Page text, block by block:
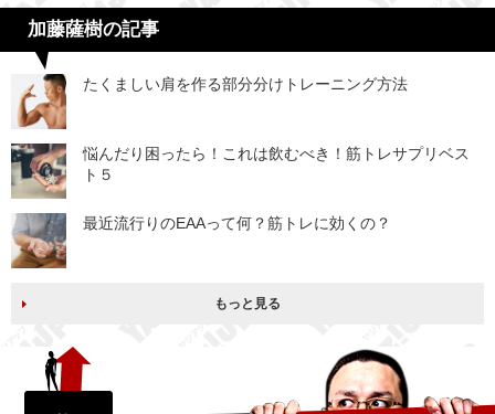
加藤薩樹の記事
たくましい肩を作る部分分けトレーニング方法
悩んだり困ったら！これは飲むべき！筋トレサプリベス
ト５
最近流行りのEAAって何？筋トレに効くの？
もっと見る